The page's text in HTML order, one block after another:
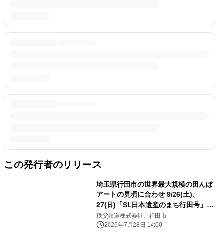
この発行者のリリース
埼玉県行田市の世界最大規模の田んぼ
アートの見頃に合わせ 9/26(土)、
27(日)「SL日本遺産のまち行田号」特
別運行
秩父鉄道株式会社、行田市
2026年7月28日 14:00